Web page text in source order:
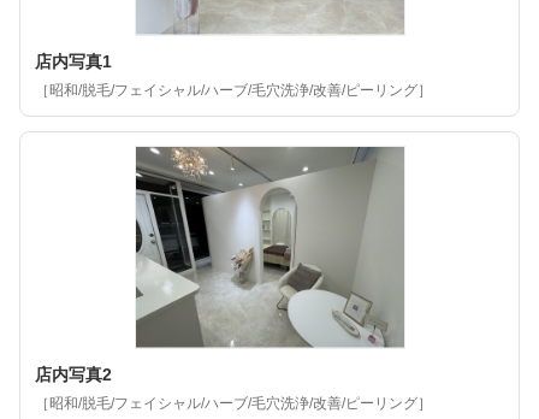
店内写真1
［昭和/脱毛/フェイシャル/ハーブ/毛穴洗浄/改善/ピーリング］
店内写真2
［昭和/脱毛/フェイシャル/ハーブ/毛穴洗浄/改善/ピーリング］